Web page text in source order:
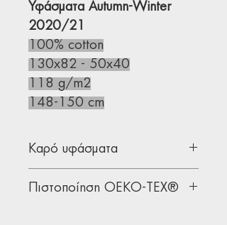
Υφάσματα Autumn-Winter
2020/21
100% cotton
130x82 - 50x40
118 g/m2
148-150 cm
Καρό υφάσματα
ανταποκρίνονται στις επιτακτικές
Πιστοποίηση OEKO-TEX®